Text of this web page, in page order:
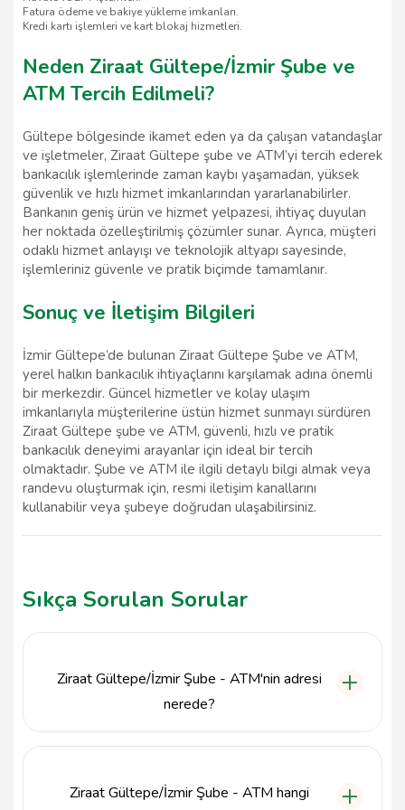
Fatura ödeme ve bakiye yükleme imkanları.
Kredi kartı işlemleri ve kart blokaj hizmetleri.
Neden Ziraat Gültepe/İzmir Şube ve
ATM Tercih Edilmeli?
Gültepe bölgesinde ikamet eden ya da çalışan vatandaşlar
ve işletmeler, Ziraat Gültepe şube ve ATM’yi tercih ederek
bankacılık işlemlerinde zaman kaybı yaşamadan, yüksek
güvenlik ve hızlı hizmet imkanlarından yararlanabilirler.
Bankanın geniş ürün ve hizmet yelpazesi, ihtiyaç duyulan
her noktada özelleştirilmiş çözümler sunar. Ayrıca, müşteri
odaklı hizmet anlayışı ve teknolojik altyapı sayesinde,
işlemleriniz güvenle ve pratik biçimde tamamlanır.
Sonuç ve İletişim Bilgileri
İzmir Gültepe’de bulunan Ziraat Gültepe Şube ve ATM,
yerel halkın bankacılık ihtiyaçlarını karşılamak adına önemli
bir merkezdir. Güncel hizmetler ve kolay ulaşım
imkanlarıyla müşterilerine üstün hizmet sunmayı sürdüren
Ziraat Gültepe şube ve ATM, güvenli, hızlı ve pratik
bankacılık deneyimi arayanlar için ideal bir tercih
olmaktadır. Şube ve ATM ile ilgili detaylı bilgi almak veya
randevu oluşturmak için, resmi iletişim kanallarını
kullanabilir veya şubeye doğrudan ulaşabilirsiniz.
Sıkça Sorulan Sorular
Ziraat Gültepe/İzmir Şube - ATM'nin adresi
nerede?
Ziraat Gültepe/İzmir Şube - ATM hangi